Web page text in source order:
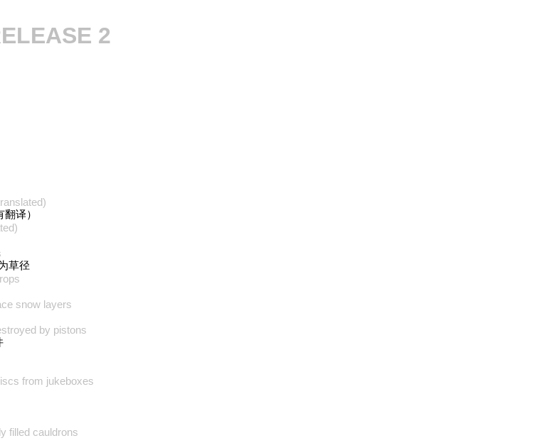
2
译）
草径
snow layers
by pistons
from jukeboxes
filled cauldrons